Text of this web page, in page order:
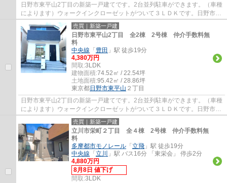
日野市東平山2丁目の新築一戸建てです。2台並列駐車ができます。（車種
によります）ウォークインクローゼットがついて３ＬＤＫです。日野市で
お住まいをお探しなら多摩地区に詳しいエ...
売買｜新築一戸建
日野市東平山2丁目 全2棟 2号棟 仲介手数料無
料
中央線 「 豊田 」駅 徒歩19分
4,380万円
間取:3LDK
建物面積:74.52㎡ / 22.54坪
土地面積:95.42㎡ / 28.86坪
東京都日野市東平山 ２丁目
日野市東平山2丁目の新築一戸建てです。2台並列駐車ができます。（車種
によります）ウォークインクローゼットがついて３ＬＤＫです。日野市で
お住まいをお探しなら多摩地区に詳しいエ...
売買｜新築一戸建
立川市栄町２丁目 全４棟 2号棟 仲介手数料無
料
多摩都市モノレール 「 立飛 」駅 徒歩19分
中央線 「 立川
」駅 バス16分 「東栄会」 停歩2分
4,880万円
8月8日 値下げ
間取:3LDK